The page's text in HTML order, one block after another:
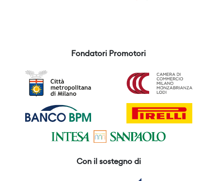
Fondatori Promotori
Con il sostegno di